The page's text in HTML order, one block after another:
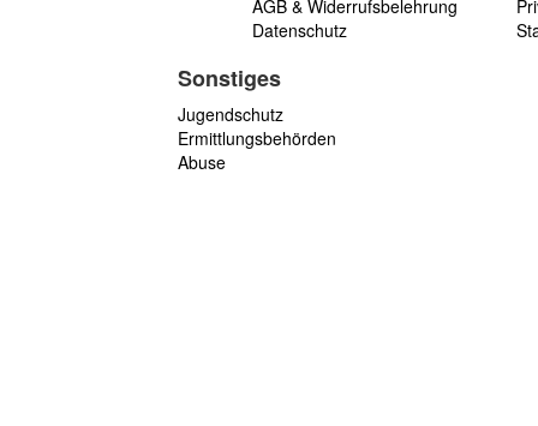
AGB & Widerrufsbelehrung
Datenschutz
Sonstiges
Jugendschutz
Ermittlungsbehörden
Abuse